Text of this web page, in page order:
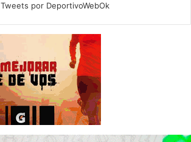
Tweets por DeportivoWebOk